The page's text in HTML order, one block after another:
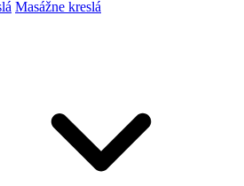
Masážne kreslá